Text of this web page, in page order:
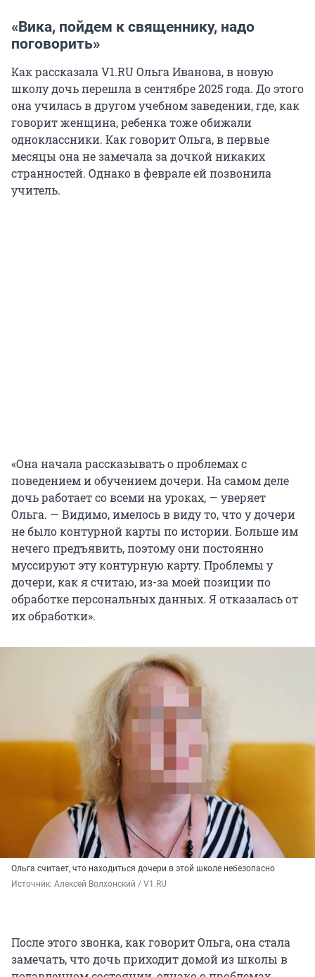
«Вика, пойдем к священнику, надо
поговорить»
Как рассказала V1.RU Ольга Иванова, в новую
школу дочь перешла в сентябре 2025 года. До этого
она училась в другом учебном заведении, где, как
говорит женщина, ребенка тоже обижали
одноклассники. Как говорит Ольга, в первые
месяцы она не замечала за дочкой никаких
странностей. Однако в феврале ей позвонила
учитель.
«Она начала рассказывать о проблемах с
поведением и обучением дочери. На самом деле
дочь работает со всеми на уроках, — уверяет
Ольга. — Видимо, имелось в виду то, что у дочери
не было контурной карты по истории. Больше им
нечего предъявить, поэтому они постоянно
муссируют эту контурную карту. Проблемы у
дочери, как я считаю, из-за моей позиции по
обработке персональных данных. Я отказалась от
их обработки».
Ольга считает, что находиться дочери в этой школе небезопасно
Источник: Алексей Волхонский / V1.RU
После этого звонка, как говорит Ольга, она стала
замечать, что дочь приходит домой из школы в